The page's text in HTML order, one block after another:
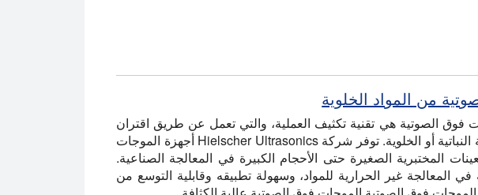
من المواد الخلوية
فوق الصوتية هي تقنية تكثيف العملية، والتي تعمل عن طريق اقتران
الموجات فوق الصوتية عالية الطاقة في ملاط من الأنسجة النباتية أو الخلوية. توفر شركة Hielscher Ultrasonics أجهزة الموجات
المختبرية الصغيرة حتى الأحجام الكبيرة في المعالجة الصناعية.
المعالجة غير الحرارية للمواد، وسهولة تطبيقه وقابلية التوسع من